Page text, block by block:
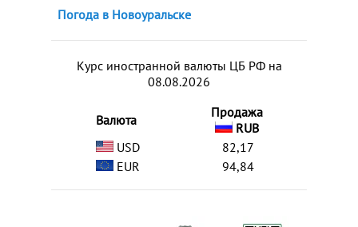
Погода в Новоуральске
Курс иностранной валюты ЦБ РФ на
08.08.2026
Валюта
Продажа
RUB
USD
82,17
EUR
94,84